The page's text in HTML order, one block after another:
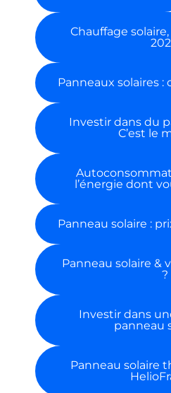
Chauffage
Panneaux solaires :
Investir dans du
C’est le
l’énergie dont
Panneau solaire :
Panneau solaire &
?
Investir dans
panneau
Panneau solaire